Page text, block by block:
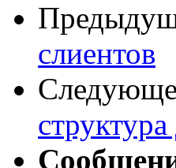
слиентов